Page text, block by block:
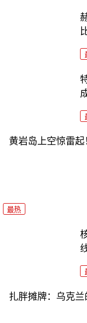
黄岩岛上空惊雷
最热
扎胖摊牌：乌克兰